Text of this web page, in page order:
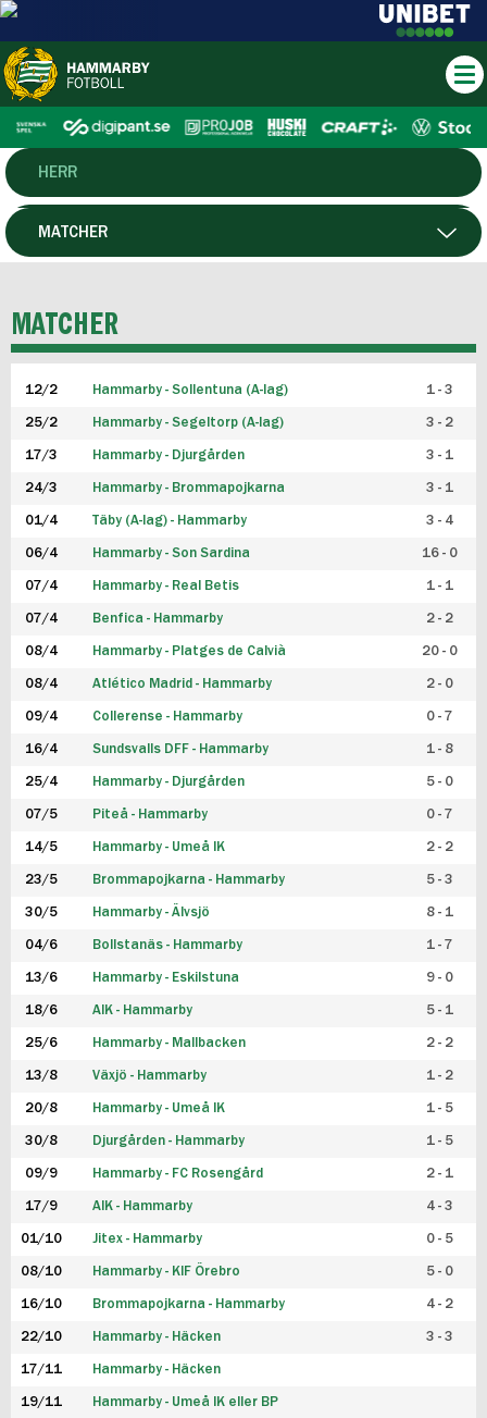
HERR
DAM
P19
F19
FUTSAL HERR
FUTSAL DAM
MATCHER
MATCHER
12/2 Hammarby - Sollentuna (A-lag) 1 - 3
25/2 Hammarby - Segeltorp (A-lag) 3 - 2
17/3 Hammarby - Djurgården 3 - 1
24/3 Hammarby - Brommapojkarna 3 - 1
01/4 Täby (A-lag) - Hammarby 3 - 4
06/4 Hammarby - Son Sardina 16 - 0
07/4 Hammarby - Real Betis 1 - 1
07/4 Benfica - Hammarby 2 - 2
08/4 Hammarby - Platges de Calvià 20 - 0
08/4 Atlético Madrid - Hammarby 2 - 0
09/4 Collerense - Hammarby 0 - 7
16/4 Sundsvalls DFF - Hammarby 1 - 8
25/4 Hammarby - Djurgården 5 - 0
07/5 Piteå - Hammarby 0 - 7
14/5 Hammarby - Umeå IK 2 - 2
23/5 Brommapojkarna - Hammarby 5 - 3
30/5 Hammarby - Älvsjö 8 - 1
04/6 Bollstanäs - Hammarby 1 - 7
13/6 Hammarby - Eskilstuna 9 - 0
18/6 AIK - Hammarby 5 - 1
25/6 Hammarby - Mallbacken 2 - 2
13/8 Växjö - Hammarby 1 - 2
20/8 Hammarby - Umeå IK 1 - 5
30/8 Djurgården - Hammarby 1 - 5
09/9 Hammarby - FC Rosengård 2 - 1
17/9 AIK - Hammarby 4 - 3
01/10 Jitex - Hammarby 0 - 5
08/10 Hammarby - KIF Örebro 5 - 0
16/10 Brommapojkarna - Hammarby 4 - 2
22/10 Hammarby - Häcken 3 - 3
17/11 Hammarby - Häcken
19/11 Hammarby - Umeå IK eller BP